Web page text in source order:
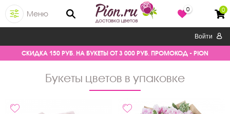
Меню
0 0
Войти
СКИДКА 150 РУБ. НА БУКЕТЫ ОТ 3 000 РУБ. ПРОМОКОД - PION
Букеты цветов в упаковке